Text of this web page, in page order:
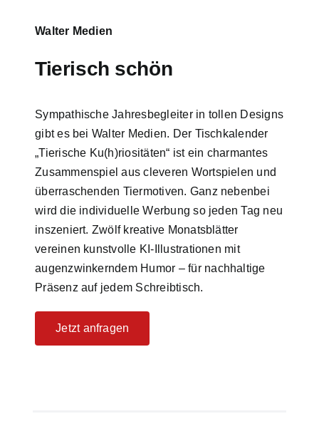
Walter Medien
Tierisch schön
Sympathische Jahresbegleiter in tollen Designs
gibt es bei Walter Medien. Der Tischkalender
„Tierische Ku(h)riositäten“ ist ein charmantes
Zusammenspiel aus cleveren Wortspielen und
überraschenden Tiermotiven. Ganz nebenbei
wird die individuelle Werbung so jeden Tag neu
inszeniert. Zwölf kreative Monatsblätter
vereinen kunstvolle KI-Illustrationen mit
augenzwinkerndem Humor – für nachhaltige
Präsenz auf jedem Schreibtisch.
Jetzt anfragen